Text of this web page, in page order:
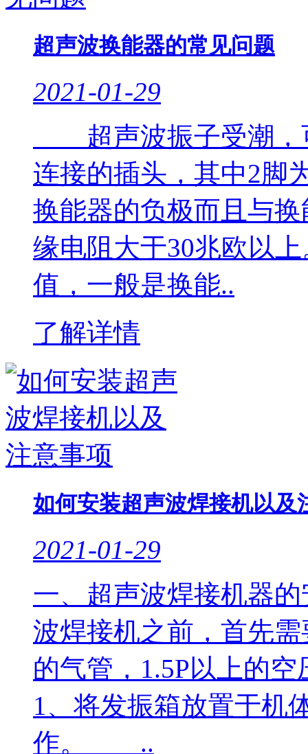
超声波换能器的常见问题
2021-01-29
超声波振子受潮，
连接的插头，其中2脚
换能器的负极而且与
缘电阻大于30兆欧以
值，一般是换能..
了解详情
如何安装超声波焊接机以及
2021-01-29
一、超声波焊接机器
波焊接机之前，首先
的气管，1.5P以上
1、将发振箱放置于机
作。 ..